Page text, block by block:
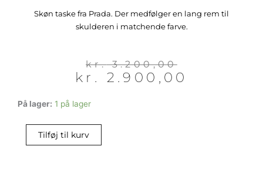
Skøn taske fra Prada. Der medfølger en lang rem til
skulderen i matchende farve.
kr.3.200,00
Den
oprindelige
kr. 2.900,00
Den
aktuelle
På lager: 1 på lager
Prada
Tilføj til kurv